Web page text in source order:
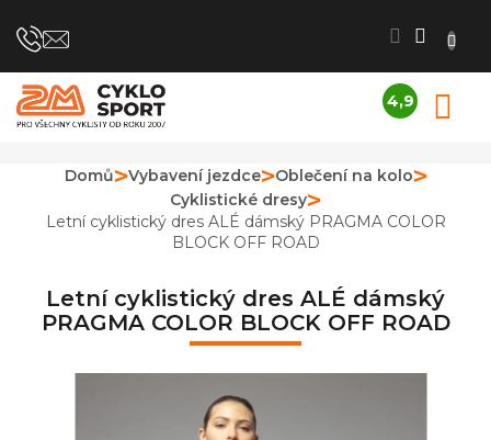
na
4,9
obchodu
je
z
Domů Vybavení jezdce
Oblečení na kolo
Cyklistické dresy
Letní cyklistický dres ALÉ dámský PRAGMA COLOR
BLOCK OFF ROAD
Letní cyklistický dres ALÉ dámský
PRAGMA COLOR BLOCK OFF ROAD